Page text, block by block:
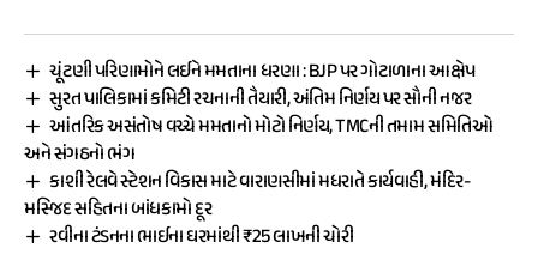
ચૂંટણી પરિણામોને લઈને મમતાના ધરણા : BJP પર ગોટાળાના આક્ષેપ
સુરત પાલિકામાં કમિટી રચનાની તૈયારી, અંતિમ નિર્ણય પર સૌની નજર
આંતરિક અસંતોષ વચ્ચે મમતાનો મોટો નિર્ણય, TMCની તમામ સમિતિઓ
અને સંગઠનો ભંગ
કાશી રેલવે સ્ટેશન વિકાસ માટે વારાણસીમાં મધરાતે કાર્યવાહી, મંદિર-
મસ્જિદ સહિતના બાંધકામો દૂર
રવીના ટંડનના ભાઈના ઘરમાંથી ₹25 લાખની ચોરી